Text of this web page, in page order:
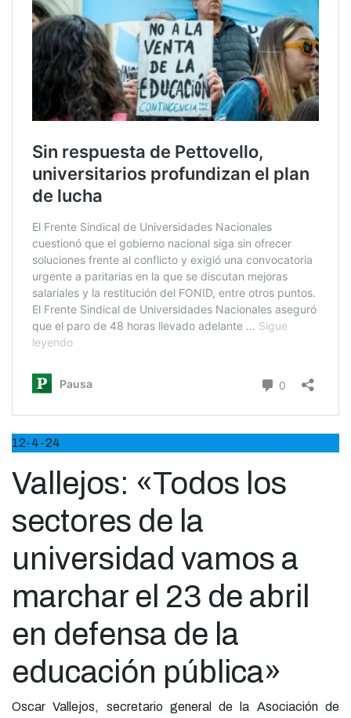
12-4-24
Vallejos: «Todos los
sectores de la
universidad vamos a
marchar el 23 de abril
en defensa de la
educación pública»
Oscar Vallejos, secretario general de la Asociación de